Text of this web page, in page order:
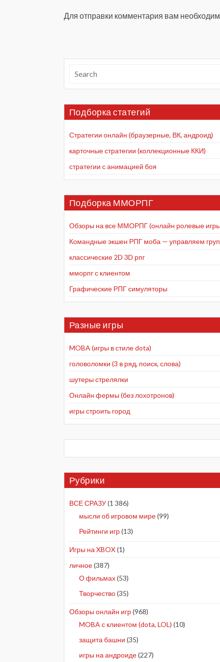
Для отправки комментария вам
Подборка статегий
Стратегии онлайн (браузерные, ВК, андроид)
карточные стратегии (коллекционные ККИ)
стратегии с анимацией боя
Подборка ММОРПГ
Обзоры на все ММОРПГ (онлайн ролевые
Командные экшен РПГ моба — управляем
классические 2D 3D рпг
мморпг с клиентом
Графические РПГ симуляторы
Разные игры
MOBA (игры в стиле dota)
головоломки (3 в ряд, поиск, слова)
шутеры стрелялки
Онлайн фермы (без лохотронов)
игры строить город
Рубрики
ВСЕ СРАЗУ(1 386)
мысли об игровом мире(99)
Рейтинги игр(13)
Игры на XBOX(1)
личное(387)
О фильмах(53)
Творчество(35)
Обзоры онлайн игр(968)
MOBA с клиентом (dota, LOL) (10)
защита башни (35)
игры на андроиде(227)